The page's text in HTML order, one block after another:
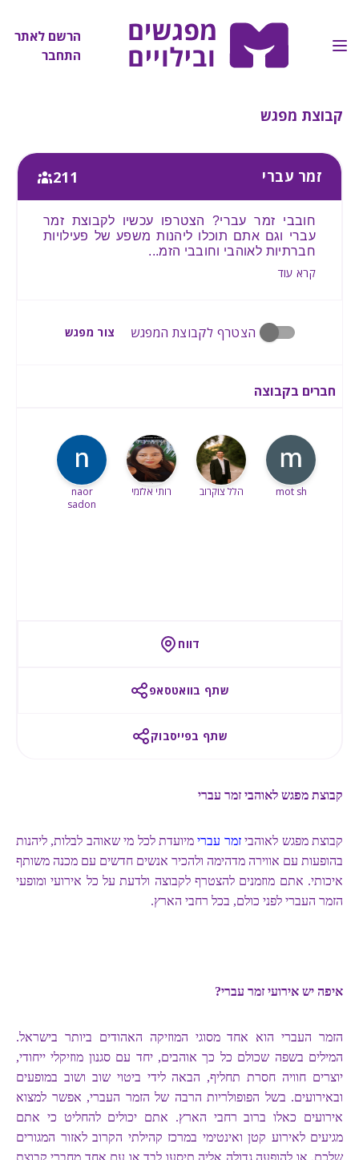
הרשם לאתר
התחבר
קבוצת מפגש
זמר עברי 211
חובבי זמר עברי? הצטרפו עכשיו לקבוצת זמר
עברי וגם אתם תוכלו ליהנות משפע של פעילויות
חברתיות לאוהבי וחובבי הזמ...
קרא עוד
הצטרף לקבוצת המפגש צור מפגש
חברים בקבוצה
mot sh הלל צוקרוב רותי אלזמי
naor
sadon
דווח
שתף בוואטסאפ
שתף בפייסבוק
קבוצת מפגש לאוהבי זמר עברי
קבוצת מפגש לאוהביזמר עברימיועדת לכל מי שאוהב לבלות, ליהנות
בהופעות עם אווירה מדהימה ולהכיר אנשים חדשים עם מכנה משותף
איכותי. אתם מוזמנים להצטרף לקבוצה ולדעת על כל אירועי ומופעי
הזמר העברי לפני כולם, בכל רחבי הארץ.
איפה יש אירועי זמר עברי?
הזמר העברי הוא אחד מסוגי המוזיקה האהודים ביותר בישראל.
המילים בשפה שכולם כל כך אוהבים, יחד עם סגנון מוזיקלי ייחודי,
יוצרים חוויה חסרת תחליף, הבאה לידי ביטוי שוב ושוב במופעים
ובאירועים. בשל הפופולריות הרבה של הזמר העברי, אפשר למצוא
אירועים כאלו ברוב רחבי הארץ. אתם יכולים להחליט כי אתם
מגיעים לאירוע קטן ואינטימי במרכז קהילתי הקרוב לאזור המגורים
שלכם, או להופעה גדולה אליה תיסעו לבד או עם אחד מחברי קבוצת